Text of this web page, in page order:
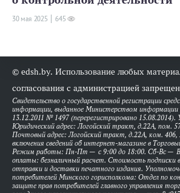
30 мая 2025 645
© edsh.by. Использование любых
согласования с администрацией
Свидетельство о государственной регистрации
информации, выданное Министерством информации
13.12.2011 № 1497 (перерегистрировано
Юридический адрес: Логойский тракт, д.22А, пом.
Почтовый адрес: Логойский тракт, д.22А, ком.
включения сведений об интернет-магазине в
Режим работы: Пн-Пт — с 9:00 до 18:00. Сб-Вс —
оплаты: безналичный расчет. Стоимость подписки
отправки и доставки печатного издания.
потребителей Минского горисполкома: Отдел по
защите прав потребителей главного управления